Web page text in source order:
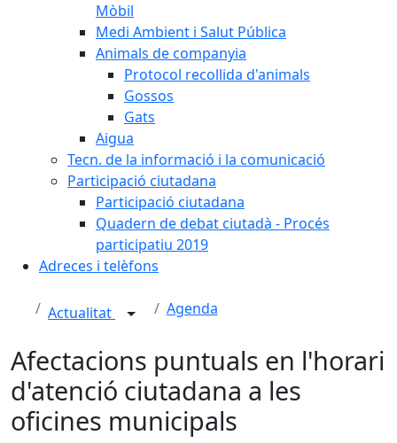
Mòbil
Medi Ambient i Salut Pública
Animals de companyia
Protocol recollida d'animals
Gossos
Gats
Aigua
Tecn. de la informació i la comunicació
Participació ciutadana
Participació ciutadana
Quadern de debat ciutadà - Procés
participatiu 2019
Adreces i telèfons
Actualitat Agenda
Afectacions puntuals en l'horari
d'atenció ciutadana a les
oficines municipals